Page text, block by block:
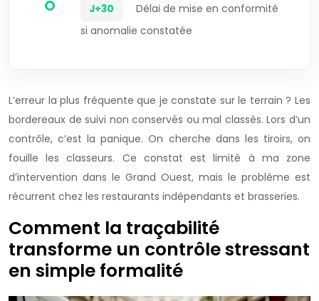
J+30
Délai de mise en conformité
si anomalie constatée
L’erreur la plus fréquente que je constate sur le terrain ? Les
bordereaux de suivi non conservés ou mal classés. Lors d’un
contrôle, c’est la panique. On cherche dans les tiroirs, on
fouille les classeurs. Ce constat est limité à ma zone
d’intervention dans le Grand Ouest, mais le problème est
récurrent chez les restaurants indépendants et brasseries.
Comment la traçabilité
transforme un contrôle stressant
en simple formalité